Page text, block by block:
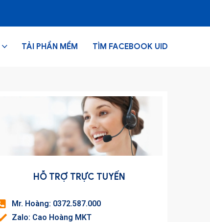
TẢI PHẦN MỀM TÌM FACEBOOK UID
HỖ TRỢ TRỰC TUYẾN
Mr. Hoàng: 0372.587.000
Zalo: Cao Hoàng MKT